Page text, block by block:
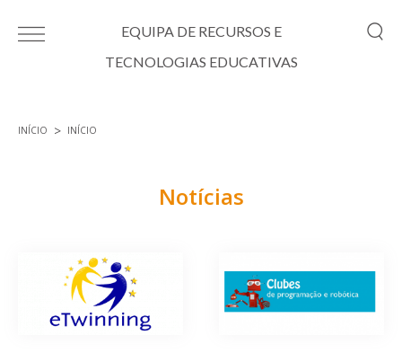
EQUIPA DE RECURSOS E
TECNOLOGIAS EDUCATIVAS
INÍCIO INÍCIO
Notícias
Páginas